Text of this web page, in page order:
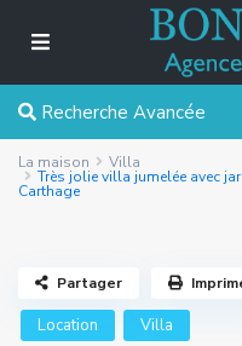
Recherche Avancée
La maison Villa
Très jolie villa jumelée avec
Carthage
Location Villa
Partager